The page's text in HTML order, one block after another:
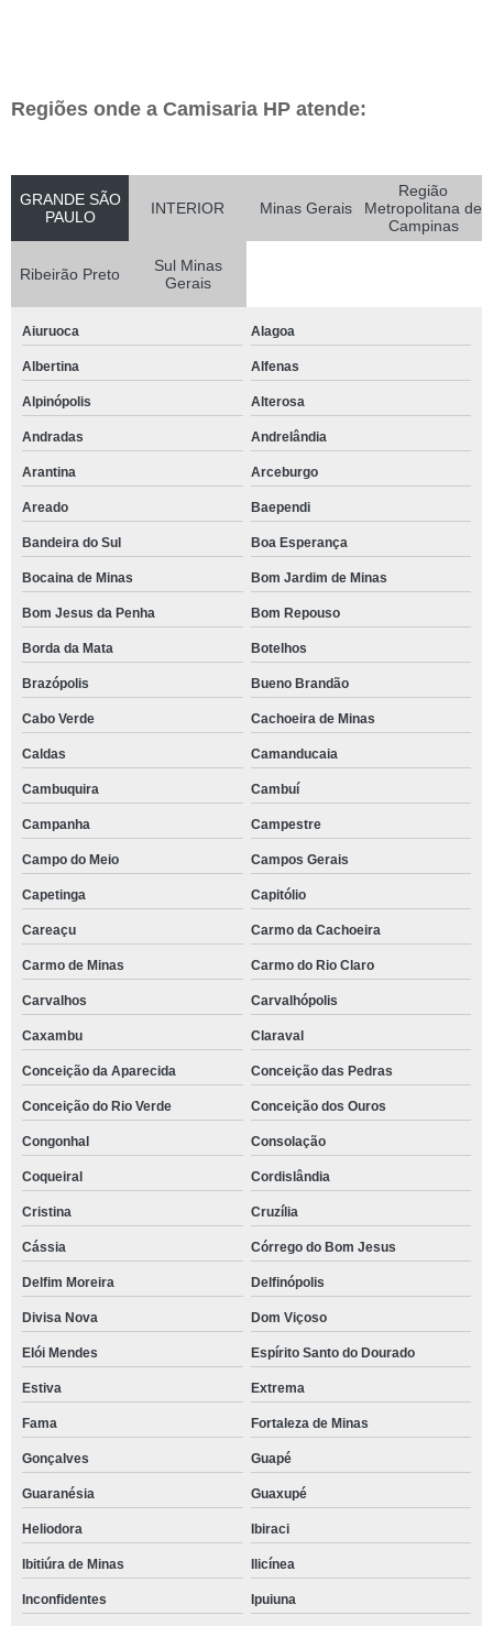
Regiões onde a Camisaria HP atende:
GRANDE SÃO
PAULO
INTERIOR Minas Gerais
Região
Metropolitana de
Campinas
Ribeirão Preto
Sul Minas
Gerais
Aiuruoca Alagoa
Albertina Alfenas
Alpinópolis Alterosa
Andradas Andrelândia
Arantina Arceburgo
Areado Baependi
Bandeira do Sul Boa Esperança
Bocaina de Minas Bom Jardim de Minas
Bom Jesus da Penha Bom Repouso
Borda da Mata Botelhos
Brazópolis Bueno Brandão
Cabo Verde Cachoeira de Minas
Caldas Camanducaia
Cambuquira Cambuí
Campanha Campestre
Campo do Meio Campos Gerais
Capetinga Capitólio
Careaçu Carmo da Cachoeira
Carmo de Minas Carmo do Rio Claro
Carvalhos Carvalhópolis
Caxambu Claraval
Conceição da Aparecida Conceição das Pedras
Conceição do Rio Verde Conceição dos Ouros
Congonhal Consolação
Coqueiral Cordislândia
Cristina Cruzília
Cássia Córrego do Bom Jesus
Delfim Moreira Delfinópolis
Divisa Nova Dom Viçoso
Elói Mendes Espírito Santo do Dourado
Estiva Extrema
Fama Fortaleza de Minas
Gonçalves Guapé
Guaranésia Guaxupé
Heliodora Ibiraci
Ibitiúra de Minas Ilicínea
Inconfidentes Ipuiuna